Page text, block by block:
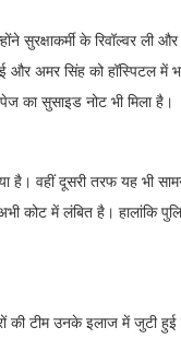
के रिवॉल्वर ली और
अमर सिंह को हॉस्पिटल में
का सुसाइड नोट भी मिला है।
है। वहीं दूसरी तरफ यह भी
कोट में लंबित है। हालांकि
की टीम उनके इलाज में जुटी हुई